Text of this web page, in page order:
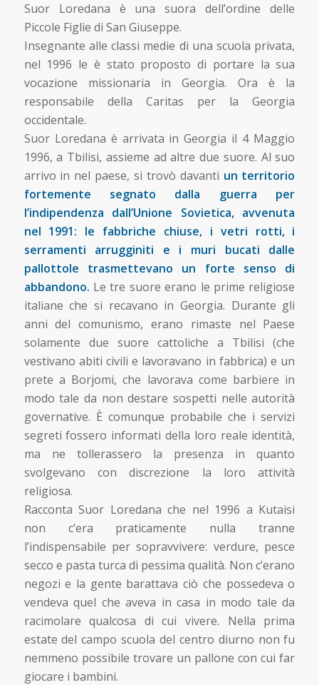
Suor Loredana è una suora dell’ordine delle
Piccole Figlie di San Giuseppe.
Insegnante alle classi medie di una scuola privata,
nel 1996 le è stato proposto di portare la sua
vocazione missionaria in Georgia. Ora è la
responsabile della Caritas per la Georgia
occidentale.
Suor Loredana è arrivata in Georgia il 4 Maggio
1996, a Tbilisi, assieme ad altre due suore. Al suo
arrivo in nel paese, si trovò davanti un territorio
fortemente segnato dalla guerra per
l’indipendenza dall’Unione Sovietica, avvenuta
nel 1991: le fabbriche chiuse, i vetri rotti, i
serramenti arrugginiti e i muri bucati dalle
pallottole trasmettevano un forte senso di
abbandono. Le tre suore erano le prime religiose
italiane che si recavano in Georgia. Durante gli
anni del comunismo, erano rimaste nel Paese
solamente due suore cattoliche a Tbilisi (che
vestivano abiti civili e lavoravano in fabbrica) e un
prete a Borjomi, che lavorava come barbiere in
modo tale da non destare sospetti nelle autorità
governative. È comunque probabile che i servizi
segreti fossero informati della loro reale identità,
ma ne tollerassero la presenza in quanto
svolgevano con discrezione la loro attività
religiosa.
Racconta Suor Loredana che nel 1996 a Kutaisi
non c’era praticamente nulla tranne
l’indispensabile per sopravvivere: verdure, pesce
secco e pasta turca di pessima qualità. Non c’erano
negozi e la gente barattava ciò che possedeva o
vendeva quel che aveva in casa in modo tale da
racimolare qualcosa di cui vivere. Nella prima
estate del campo scuola del centro diurno non fu
nemmeno possibile trovare un pallone con cui far
giocare i bambini.